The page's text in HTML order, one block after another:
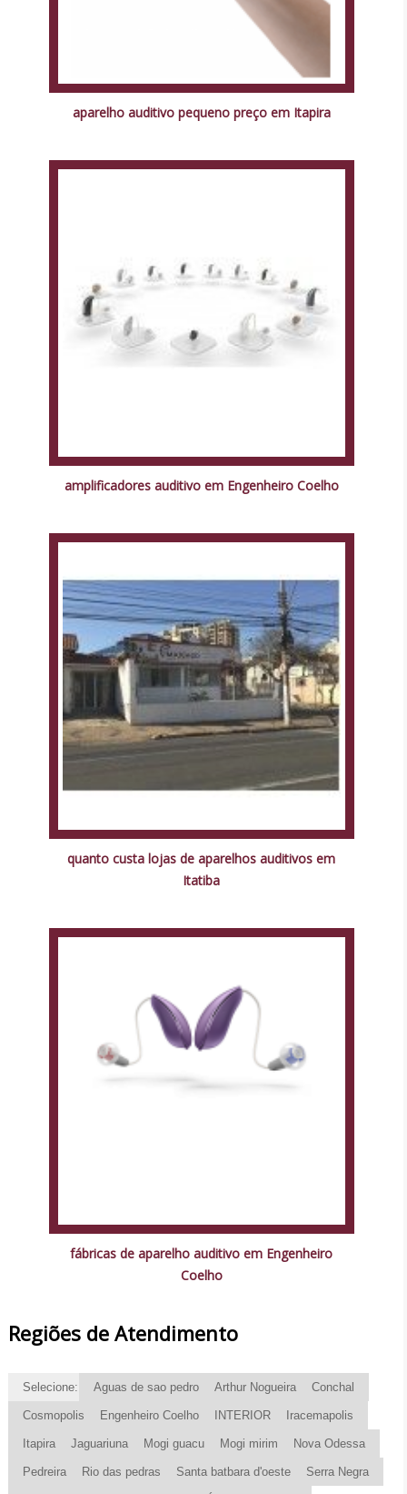
aparelho auditivo pequeno preço em Itapira
amplificadores auditivo em Engenheiro Coelho
quanto custa lojas de aparelhos auditivos em
Itatiba
fábricas de aparelho auditivo em Engenheiro
Coelho
Regiões de Atendimento
Selecione: Aguas de sao pedro Arthur Nogueira Conchal
Cosmopolis Engenheiro Coelho INTERIOR Iracemapolis
Itapira Jaguariuna Mogi guacu Mogi mirim Nova Odessa
Pedreira Rio das pedras Santa batbara d'oeste Serra Negra